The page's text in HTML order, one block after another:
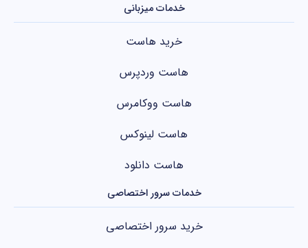
خدمات میزبانی
خرید هاست
هاست وردپرس
هاست ووکامرس
هاست لینوکس
هاست دانلود
خدمات سرور اختصاصی
خرید سرور اختصاصی